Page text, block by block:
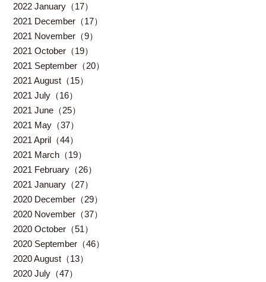
2022 January（17）
2021 December（17）
2021 November（9）
2021 October（19）
2021 September（20）
2021 August（15）
2021 July（16）
2021 June（25）
2021 May（37）
2021 April（44）
2021 March（19）
2021 February（26）
2021 January（27）
2020 December（29）
2020 November（37）
2020 October（51）
2020 September（46）
2020 August（13）
2020 July（47）